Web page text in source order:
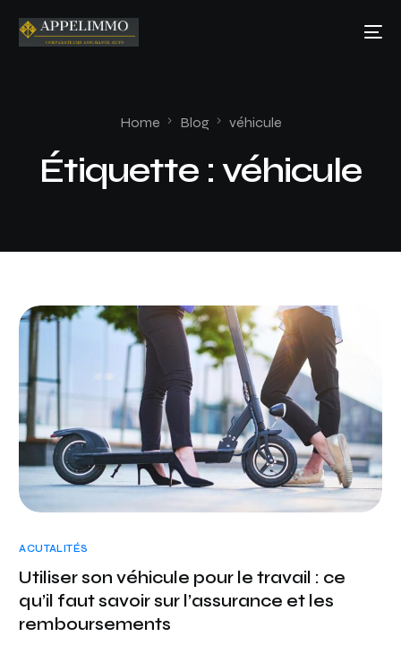
Home Blog véhicule
Étiquette : véhicule
ACUTALITÉS
Utiliser son véhicule pour le travail : ce
qu’il faut savoir sur l’assurance et les
remboursements